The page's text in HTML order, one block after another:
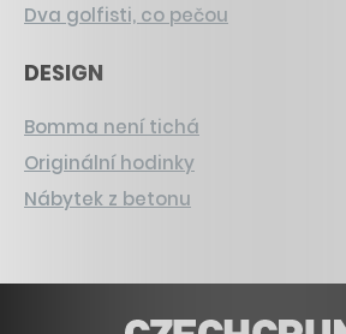
Dva golfisti, co pečou
DESIGN
Bomma není tichá
Originální hodinky
Nábytek z betonu